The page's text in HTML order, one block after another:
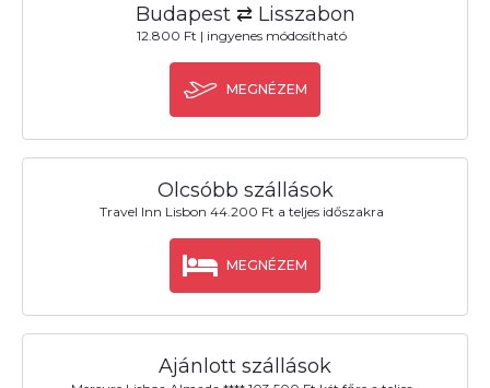
Budapest ⇄ Lisszabon
12.800 Ft | ingyenes módosítható
MEGNÉZEM
Olcsóbb szállások
Travel Inn Lisbon 44.200 Ft a teljes időszakra
MEGNÉZEM
Ajánlott szállások